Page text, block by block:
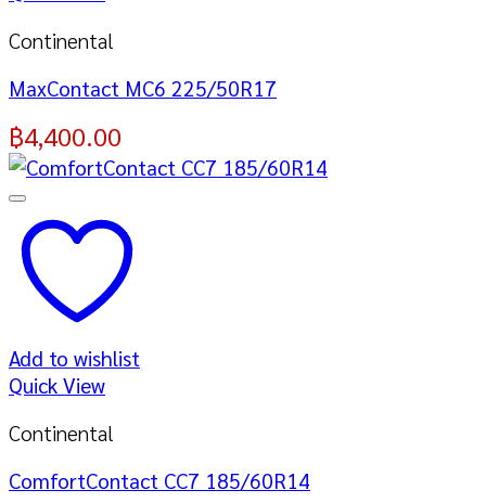
Continental
MaxContact MC6 225/50R17
฿4,400.00
Add to wishlist
Quick View
Continental
ComfortContact CC7 185/60R14